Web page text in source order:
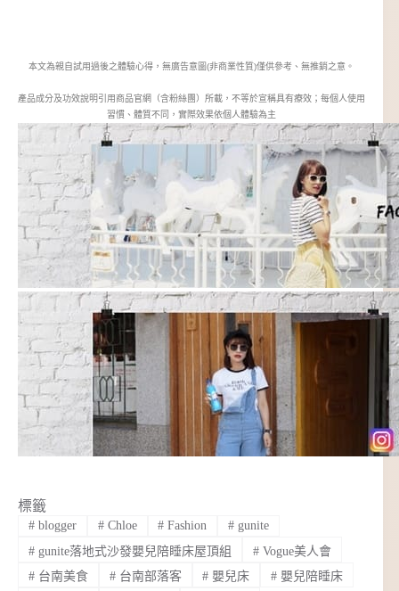
本文為親自試用過後之體驗心得，無廣告意圖(非商業性質)僅供參考、無推銷之意。
產品成分及功效說明引用商品官網（含粉絲團）所載，不等於宣稱具有療效；每個人使用
習慣、體質不同，實際效果依個人體驗為主
標籤
#blogger #Chloe # Fashion # gunite
#gunite落地式沙發嬰兒陪睡床屋頂組 #Vogue美人會
#台南美食 #台南部落客 # 嬰兒床 # 嬰兒陪睡床